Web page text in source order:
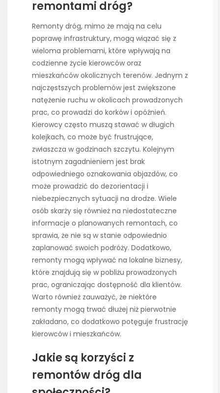
remontami dróg?
Remonty dróg, mimo że mają na celu
poprawę infrastruktury, mogą wiązać się z
wieloma problemami, które wpływają na
codzienne życie kierowców oraz
mieszkańców okolicznych terenów. Jednym z
najczęstszych problemów jest zwiększone
natężenie ruchu w okolicach prowadzonych
prac, co prowadzi do korków i opóźnień.
Kierowcy często muszą stawać w długich
kolejkach, co może być frustrujące,
zwłaszcza w godzinach szczytu. Kolejnym
istotnym zagadnieniem jest brak
odpowiedniego oznakowania objazdów, co
może prowadzić do dezorientacji i
niebezpiecznych sytuacji na drodze. Wiele
osób skarży się również na niedostateczne
informacje o planowanych remontach, co
sprawia, że nie są w stanie odpowiednio
zaplanować swoich podróży. Dodatkowo,
remonty mogą wpływać na lokalne biznesy,
które znajdują się w pobliżu prowadzonych
prac, ograniczając dostępność dla klientów.
Warto również zauważyć, że niektóre
remonty mogą trwać dłużej niż pierwotnie
zakładano, co dodatkowo potęguje frustrację
kierowców i mieszkańców.
Jakie są korzyści z
remontów dróg dla